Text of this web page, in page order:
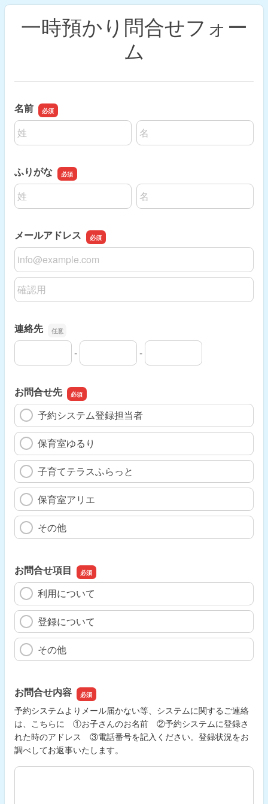
一時預かり問合せフォー
ム
名前
名前の姓
名前の名
ふりがな
名前の姓
名前の名
メールアドレス
メールアドレス
メールアドレスの確認用
連絡先
連絡先の市外局番
-
連絡先の市内局番 -
連絡先の加入者番号
お問合せ先
予約システム登録担当者
保育室ゆるり
子育てテラスふらっと
保育室アリエ
その他
お問合せ項目
利用について
登録について
その他
お問合せ内容
予約システムよりメール届かない等、システムに関するご連絡
は、こちらに ①お子さんのお名前 ②予約システムに登録さ
れた時のアドレス ③電話番号を記入ください。登録状況をお
調べしてお返事いたします。
お問合せ内容